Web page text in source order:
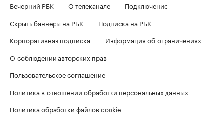
Вечерний РБК
О телеканале
Подключение
Скрыть баннеры на РБК
Подписка на РБК
Корпоративная подписка
Информация об ограничениях
О соблюдении авторских прав
Пользовательское соглашение
Политика в отношении обработки персональных данных
Политика обработки файлов cookie